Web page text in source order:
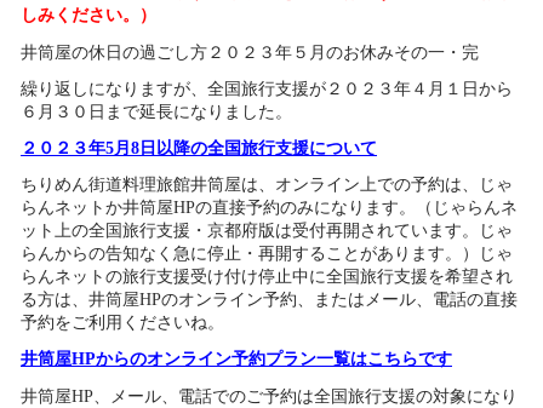
しみください。）
井筒屋の休日の過ごし方２０２３年５月のお休みその一・完
繰り返しになりますが、全国旅行支援が２０２３年４月１日から
６月３０日まで延長になりました。
２０２３年5月8日以降の全国旅行支援について
ちりめん街道料理旅館井筒屋は、オンライン上での予約は、じゃ
らんネットか井筒屋HPの直接予約のみになります。（じゃらんネ
ット上の全国旅行支援・京都府版は受付再開されています。じゃ
らんからの告知なく急に停止・再開することがあります。）じゃ
らんネットの旅行支援受け付け停止中に全国旅行支援を希望され
る方は、井筒屋HPのオンライン予約、またはメール、電話の直接
予約をご利用くださいね。
井筒屋HPからのオンライン予約プラン一覧はこちらです
井筒屋HP、メール、電話でのご予約は全国旅行支援の対象になり